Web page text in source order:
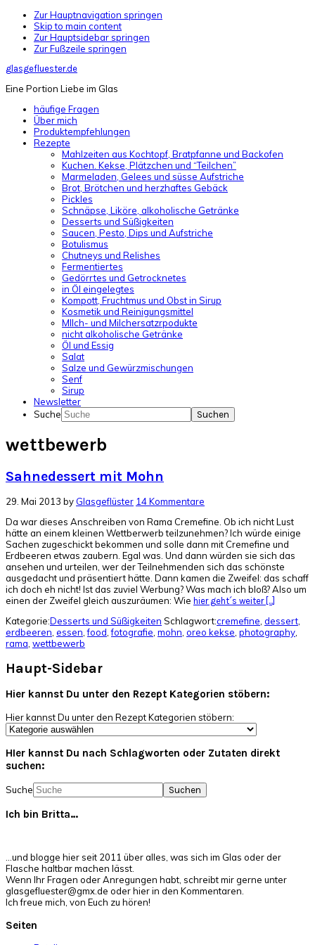
Zur Hauptnavigation springen
Skip to main content
Zur Hauptsidebar springen
Zur Fußzeile springen
glasgefluester.de
Eine Portion Liebe im Glas
häufige Fragen
Über mich
Produktempfehlungen
Rezepte
Mahlzeiten aus Kochtopf, Bratpfanne und Backofen
Kuchen. Kekse, Plätzchen und “Teilchen”
Marmeladen, Gelees und süsse Aufstriche
Brot, Brötchen und herzhaftes Gebäck
Pickles
Schnäpse, Liköre, alkoholische Getränke
Desserts und Süßigkeiten
Saucen, Pesto, Dips und Aufstriche
Botulismus
Chutneys und Relishes
Fermentiertes
Gedörrtes und Getrocknetes
in Öl eingelegtes
Kompott, Fruchtmus und Obst in Sirup
Kosmetik und Reinigungsmittel
MIlch- und Milchersatzrpodukte
nicht alkoholische Getränke
Öl und Essig
Salat
Salze und Gewürzmischungen
Senf
Sirup
Newsletter
Suche
wettbewerb
Sahnedessert mit Mohn
29. Mai 2013 by Glasgeflüster 14 Kommentare
Da war dieses Anschreiben von Rama Cremefine. Ob ich nicht Lust
hätte an einem kleinen Wettberwerb teilzunehmen? Ich würde einige
Sachen zugeschickt bekommen und solle dann mit Cremefine und
Erdbeeren etwas zaubern. Egal was. Und dann würden sie sich das
ansehen und urteilen, wer der Teilnehmenden sich das schönste
ausgedacht und präsentiert hätte. Dann kamen die Zweifel: das schaff
ich doch eh nicht! Ist das zuviel Werbung? Was mach ich bloß? Also um
einen der Zweifel gleich auszuräumen: Wie hier geht´s weiter [...]
Kategorie:Desserts und Süßigkeiten Schlagwort:cremefine dessert
erdbeeren essen ,food ,fotografie mohn oreo kekse photography
rama wettbewerb
Haupt-Sidebar
Hier kannst Du unter den Rezept Kategorien stöbern:
Hier kannst Du unter den Rezept Kategorien stöbern:
HIer kannst Du nach Schlagworten oder Zutaten direkt
suchen:
Suche
Ich bin Britta…
…und blogge hier seit 2011 über alles, was sich im Glas oder der
Flasche haltbar machen lässt.
Wenn Ihr Fragen oder Anregungen habt, schreibt mir gerne unter
glasgefluester@gmx.de oder hier in den Kommentaren.
Ich freue mich, von Euch zu hören!
Seiten